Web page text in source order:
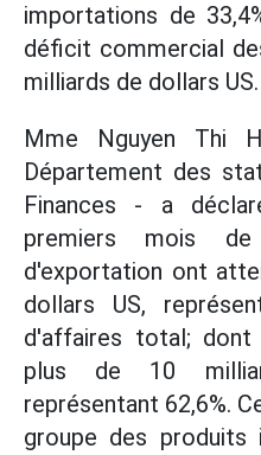
importations de
déficit commercial
milliards de dollars US.
Mme Nguyen Thi
Département des
Finances - a
premiers mois
d'exportation ont
dollars US,
d'affaires total;
plus de 10
représentant 62,6%.
groupe des produits